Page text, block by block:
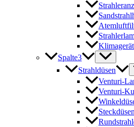
Spalte3
Strahldüsen
Venturi-
Venturi-
Steckdüsen